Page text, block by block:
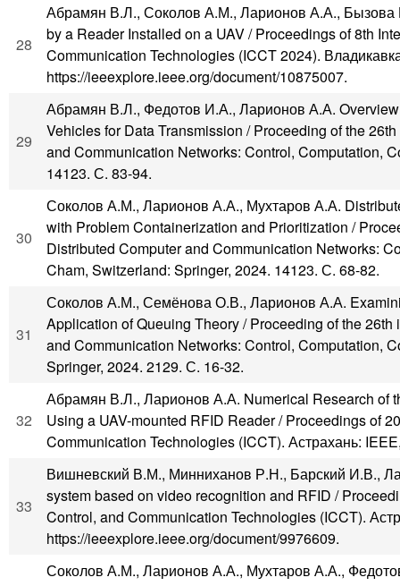
28
Абрамян В.Л., Соколов А.М., Ларионов А.А.,
by a Reader Installed on a UAV / Proceedings of 8th
Communication Technologies (ICCT 2024).
https://ieeexplore.ieee.org/document/10875007.
29
Абрамян В.Л., Федотов И.А., Ларионов А.А.
Vehicles for Data Transmission / Proceeding of the
and Communication Networks: Control, Computation,
14123. С. 83-94.
30
Соколов А.М., Ларионов А.А., Мухтаров А.А.
with Problem Containerization and Prioritization /
Distributed Computer and Communication Networks:
Cham, Switzerland: Springer, 2024. 14123. С. 68-82.
31
Соколов А.М., Семёнова О.В., Ларионов А.А.
Application of Queuing Theory / Proceeding of the
and Communication Networks: Control, Computation,
Springer, 2024. 2129. С. 16-32.
32
Абрамян В.Л., Ларионов А.А. Numerical Research of
Using a UAV-mounted RFID Reader / Proceedings of
Communication Technologies (ICCT). Астрахань:
33
Вишневский В.М., Минниханов Р.Н., Барский И.В.,
system based on video recognition and RFID /
Control, and Communication Technologies (ICCT).
https://ieeexplore.ieee.org/document/9976609.
Соколов А.М., Ларионов А.А., Мухтаров А.А.,